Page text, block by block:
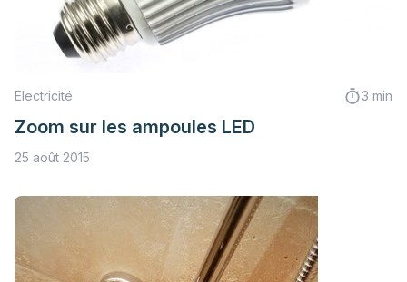
Electricité 3 min
Zoom sur les ampoules LED
25 août 2015